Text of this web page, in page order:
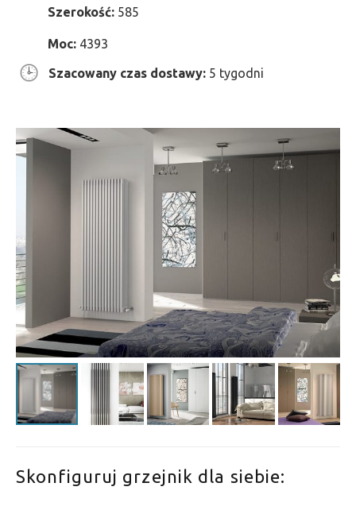
Szerokość: 585
Moc: 4393
Szacowany czas dostawy: 5 tygodni
Skonfiguruj grzejnik dla siebie: